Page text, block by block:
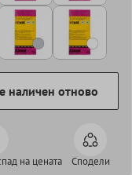
наличен отново
на цената Сподели